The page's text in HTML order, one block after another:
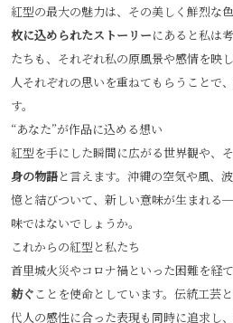
紅型の最大の魅力は、その美しく鮮烈な
枚に込められたストーリーにあると私は
たちも、それぞれ私の原風景や感情を映
人それぞれの思いを重ねてもらうことで
す。
“あなた”が作品に込める想い
紅型を手にした瞬間に広がる世界観や、
身の物語と言えます。沖縄の空気や風、
憶と結びついて、新しい意味が生まれ
味ではないでしょうか。
これからの紅型と私たち
首里城火災やコロナ禍といった困難を経
紡ぐことを使命としています。伝統工芸
代人の感性に合った表現も同時に追求し